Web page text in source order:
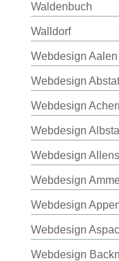
Waldenbuch
Walldorf
Webdesign Aalen
Webdesign
Webdesign
Webdesign
Webdesign
Webdesign
Webdesign
Webdesign
Webdesign